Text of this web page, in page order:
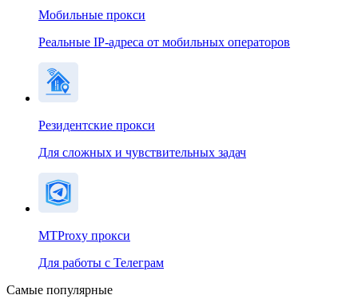
Мобильные прокси
Реальные IP-адреса от мобильных операторов
Резидентские прокси
Для сложных и чувствительных задач
MTProxy прокси
Для работы с Телеграм
Самые популярные